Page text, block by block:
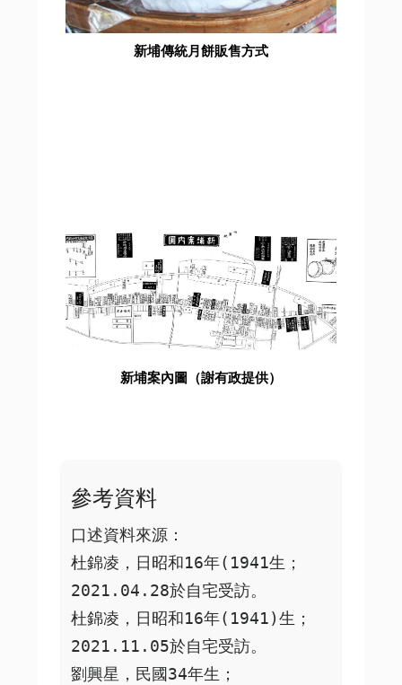
新埔傳統月餅販售方式
新埔案內圖（謝有政提供）
參考資料
口述資料來源：
杜錦凌，日昭和16年(1941生；
2021.04.28於自宅受訪。
杜錦凌，日昭和16年(1941)生；
2021.11.05於自宅受訪。
劉興星，民國34年生；